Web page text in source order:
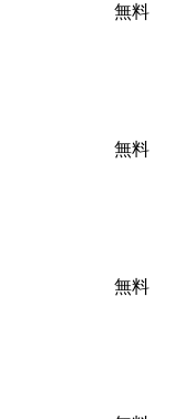
無料
無料
無料